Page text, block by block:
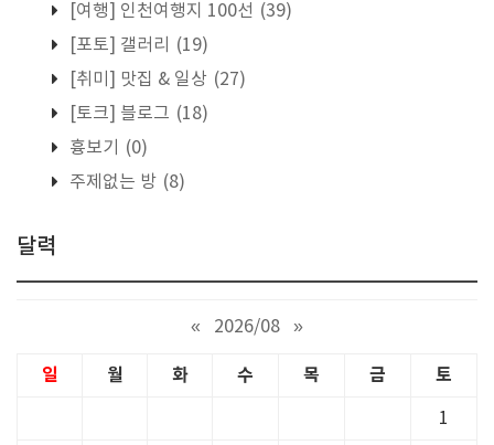
[여행] 인천여행지 100선 (39)
[포토] 갤러리
(19)
[취미] 맛집 & 일상 (27)
[토크] 블로그 (18)
흉보기
(0)
주제없는 방 (8)
달력
« 2026/08 »
일 월 화 수 목 금 토
1